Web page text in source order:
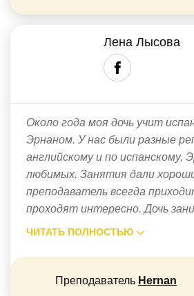
Лена Лысова
Около года моя дочь учит
Эрнаном. У нас были разные
английскому и по испанскому,
любимых. Занятия дали
преподаватель всегда
проходят интересно. Дочь
ЧИТАТЬ ПОЛНОСТЬЮ
Преподаватель Hernan